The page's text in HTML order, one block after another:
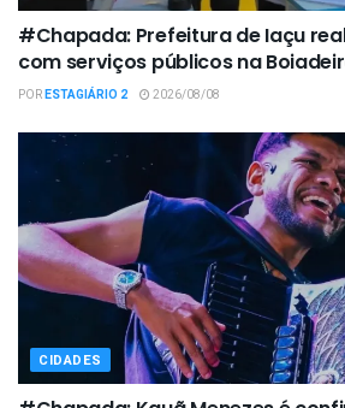
#Chapada: Prefeitura de Iaçu
com serviços públicos na
PORESTAGIÁRIO 2 2026/08/08
CIDADES